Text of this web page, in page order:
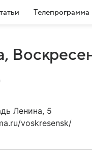
Телепрограмма
Ленина, 5
voskresensk/